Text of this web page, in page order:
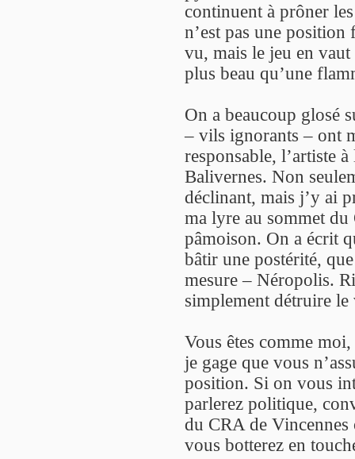
continuent à prôner
n’est pas une position
vu, mais le jeu en
plus beau qu’une
On a beaucoup glosé
– vils ignorants – ont
responsable, l’artiste
Balivernes. Non
déclinant, mais j’y ai
ma lyre au sommet
pâmoison. On a écrit
bâtir une postérité,
mesure – Néropolis.
simplement détruire
Vous êtes comme
je gage que vous
position. Si on vous
parlerez politique,
du CRA de
vous botterez en